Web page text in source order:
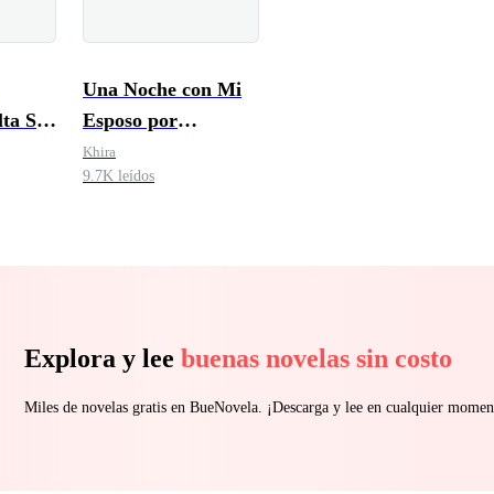
Ser
Una Noche con Mi
Esposo por
Contrato
Khira
9.7K leídos
Explora y lee buenas novelas sin costo
Miles de novelas gratis en BueNovela. ¡Descarga y lee en cualquier